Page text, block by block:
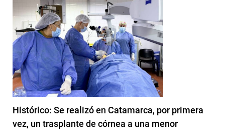
Histórico: Se realizó en Catamarca, por primera
vez, un trasplante de córnea a una menor